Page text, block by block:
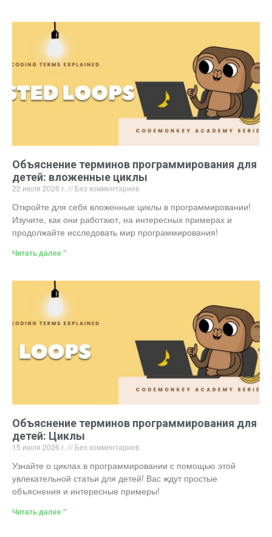
Объяснение терминов программирования для
детей: вложенные циклы
22 июля 2026 г. Без комментариев
Откройте для себя вложенные циклы в программировании!
Изучите, как они работают, на интересных примерах и
продолжайте исследовать мир программирования!
Читать далее "
Объяснение терминов программирования для
детей: Циклы
15 июля 2026 г. Без комментариев
Узнайте о циклах в программировании с помощью этой
увлекательной статьи для детей! Вас ждут простые
объяснения и интересные примеры!
Читать далее "